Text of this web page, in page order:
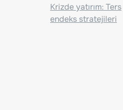
Krizde yatırım: Ters
endeks stratejileri